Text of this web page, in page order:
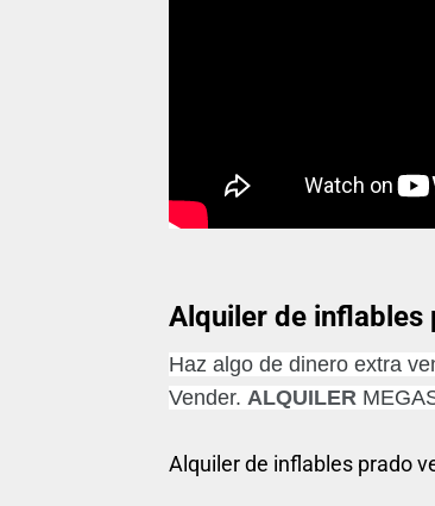
Alquiler de inflables
Haz algo de dinero extra
Vender. ALQUILER
Alquiler de inflables prado